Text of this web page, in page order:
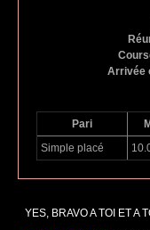
Arrivée
Pari
Simple placé
YES, BRAVO A TOI ET A